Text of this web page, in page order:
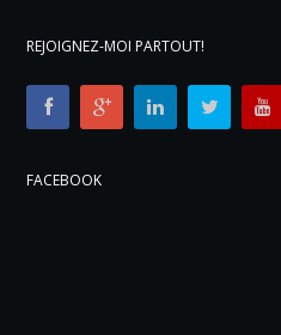
REJOIGNEZ-MOI PARTOUT!
FACEBOOK